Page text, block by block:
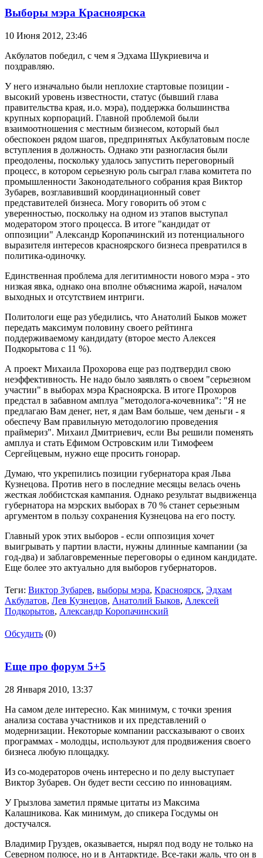
Выборы мэра Красноярска
10 Июня 2012, 23:46
Акбулатов победил, с чем я Эдхама Шукриевича и
поздравляю.
У него изначально были неплохие стартовые позиции -
высокий уровень известности, статус (бывший глава
правительства края, и.о. мэра), поддержка большинства
крупных корпораций. Главной проблемой были
взаимоотношения с местным бизнесом, который был
обеспокоен рядом шагов, предпринятых Акбулатовым после
вступления в должность. Однако эти разногласия были
преодолены, поскольку удалось запустить переговорный
процесс, в котором серьезную роль сыграл глава комитета по
промышленности Законодательного собрания края Виктор
Зубарев, возглавивший координационный совет
представителей бизнеса. Могу говорить об этом с
уверенностью, поскольку на одном из этапов выступал
модератором этого процесса. В итоге "кандидат от
оппозиции" Александр Коропачинский из потенциального
выразителя интересов красноярского бизнеса превратился в
политика-одиночку.
Единственная проблема для легитимности нового мэра - это
низкая явка, однако она вполне объяснима жарой, началом
выходных и отсутствием интриги.
Политологи еще раз убедились, что Анатолий Быков может
передать максимум половину своего рейтинга
поддерживаемому кандидату (второе место Алексея
Подкорытова с 11 %).
А проект Михаила Прохорова еще раз подтвердил свою
неэффективность. Не надо было заявлять о своем "серьезном
участии" в выборах мэра Красноярска. В итоге Прохоров
предстал в забавном амплуа "методолога-кочевника": "Я не
предлагаю Вам денег, нет, я дам Вам больше, чем деньги - я
обеспечу Вам правильную методологию проведения
праймериз". Михаил Дмитриевич, если Вы решили поменять
амплуа и стать Ефимом Островским или Тимофеем
Сергейцевым, нужно еще просить гонорар.
Думаю, что укрепились позиции губернатора края Льва
Кузнецова. Против него в последние месяцы велась очень
жесткая лоббистская кампания. Однако результат выдвиженца
губернатора на мэрских выборах в 70 % станет серьезным
аргументом в пользу сохранения Кузнецова на его посту.
Главный урок этих выборов - если оппозиция хочет
выигрывать у партии власти, нужны длинные кампании (за
год-два) и заблаговременные переговоры о едином кандидате.
Еще более это актуально для выборов губернаторов.
Теги: Виктор Зубарев, выборы мэра, Красноярск, Эдхам
Акбулатов, Лев Кузнецов, Анатолий Быков, Алексей
Подкорытов, Александр Коропачинский
Обсудить (0)
Еще про форум 5+5
28 Января 2010, 13:37
На самом деле интересно. Как минимум, с точки зрения
анализа состава участников и их представлений о
модернизации. Некоторые компании рассказывают о своих
программах - молодцы, используют для продвижения своего
бизнеса любую площадку.
Из со-модераторов очень интересно и по делу выступает
Виктор Зубарев. Он будет вести сессию по инновациям.
У Грызлова заметил прямые цитаты из Максима
Калашникова. Как минимум, до спикера Госдумы он
достучался.
Владимир Груздев, оказывается, нырял под воду не только на
Северном полюсе, но и в Антарктиде. Все-таки жаль, что он в